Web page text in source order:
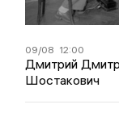
09/08 12:00
Дмитрий
Шостакович